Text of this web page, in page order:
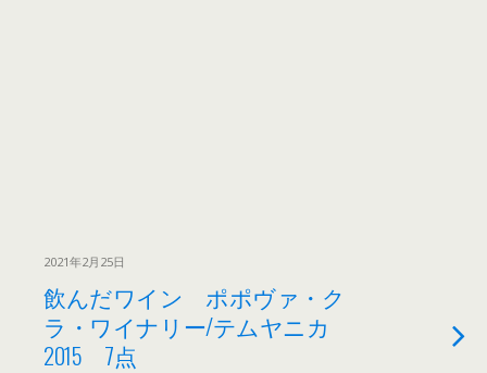
2021年2月25日
飲んだワイン ポポヴァ・ク
ラ・ワイナリー/テムヤニカ
2015 7点